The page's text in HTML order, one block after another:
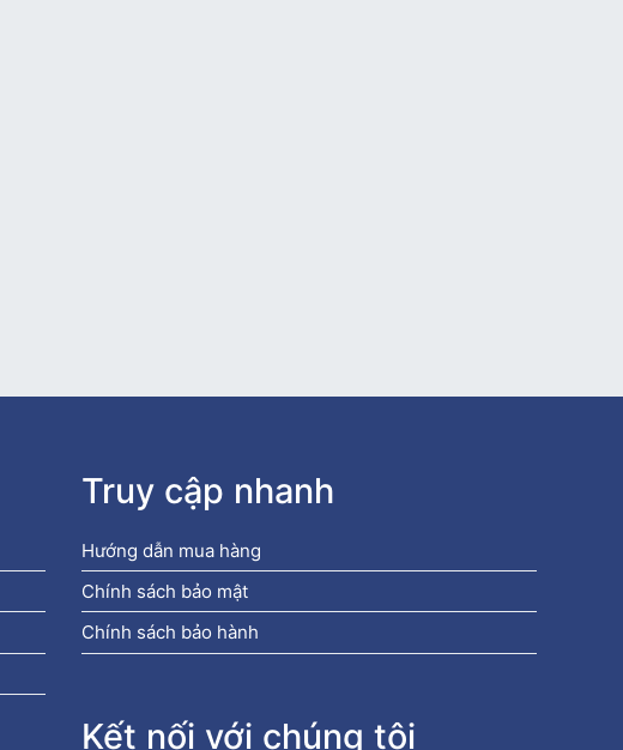
Truy cập nhanh
Hướng dẫn mua hàng
Chính sách bảo mật
Chính sách bảo hành
Kết nối với chúng tôi